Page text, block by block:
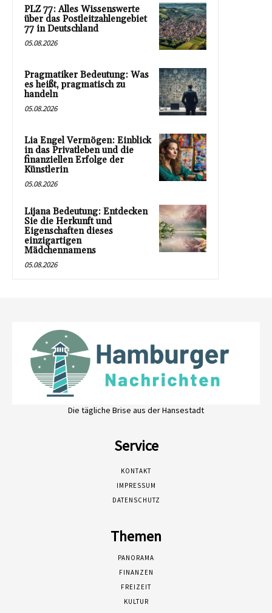
PLZ 77: Alles Wissenswerte
über das Postleitzahlengebiet
77 in Deutschland
05.08.2026
Pragmatiker Bedeutung: Was
es heißt, pragmatisch zu
handeln
05.08.2026
Lia Engel Vermögen: Einblick
in das Privatleben und die
finanziellen Erfolge der
Künstlerin
05.08.2026
Lijana Bedeutung: Entdecken
Sie die Herkunft und
Eigenschaften dieses
einzigartigen
Mädchennamens
05.08.2026
Die tägliche Brise aus der Hansestadt
Service
KONTAKT
IMPRESSUM
DATENSCHUTZ
Themen
PANORAMA
FINANZEN
FREIZEIT
KULTUR